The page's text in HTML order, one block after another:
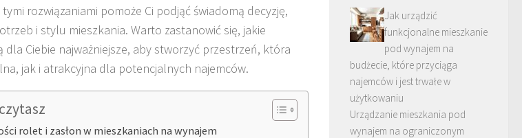
rozwiązaniami pomoże Ci podjąć świadomą decyzję,
i stylu mieszkania. Warto zastanowić się, jakie
Ciebie najważniejsze, aby stworzyć przestrzeń, która
jak i atrakcyjna dla potencjalnych najemców.
rolet i zasłon w mieszkaniach na wynajem
Jak urządzić
funkcjonalne mieszkanie
pod wynajem na
budżecie, które przyciąga
najemców i jest trwałe w
użytkowaniu
Urządzanie mieszkania pod
wynajem na ograniczonym